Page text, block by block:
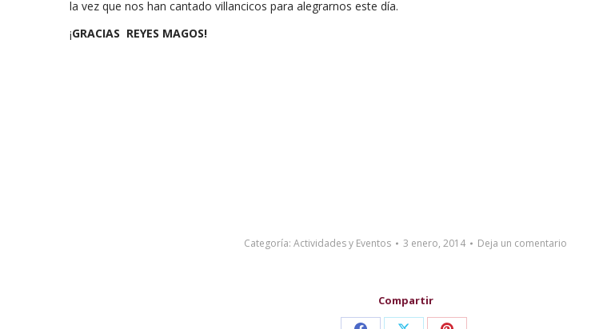
la vez que nos han cantado villancicos para alegrarnos este día.
¡GRACIAS REYES MAGOS!
Categoría:Actividades y Eventos 3 enero, 2014 Deja un comentario
Compartir